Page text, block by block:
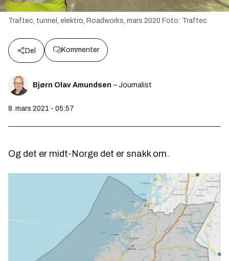
Traftec, tunnel, elektro, Roadworks, mars 2020 Foto: Traftec
Del Kommenter
Bjørn Olav Amundsen – Journalist
8. mars 2021 - 05:57
Og det er midt-Norge det er snakk om.